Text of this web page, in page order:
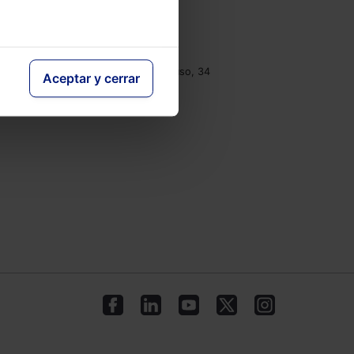
Aceptar y cerrar
Monasterios de Suso y Yuso, 34